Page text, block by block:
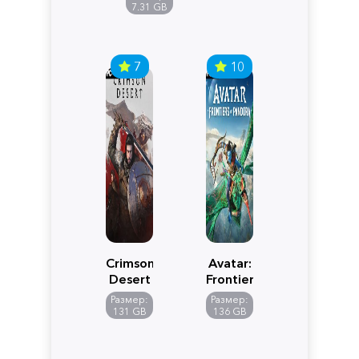
Edition
7.31 GB
7
Crimson
Desert
Размер:
131 GB
10
Avatar:
Frontiers
of
Pandora
Размер:
136 GB